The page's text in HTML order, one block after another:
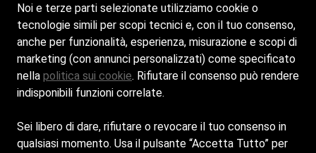
info@bagni-st-tropez.com
+0182 699022
+39 3398105480
Privacy policy
Noi e terze parti selezionate utilizziamo cookie o
tecnologie simili per scopi tecnici e, con il tuo consenso,
anche per funzionalità, esperienza, misurazione e scopi di
marketing (con annunci personalizzati) come specificato
nella politica sui cookie. Rifiutare il consenso può rendere
indisponibili funzioni correlate.
Sei libero di dare, rifiutare o revocare il tuo consenso in
qualsiasi momento. Usa il pulsante “Accetta Tutto” per